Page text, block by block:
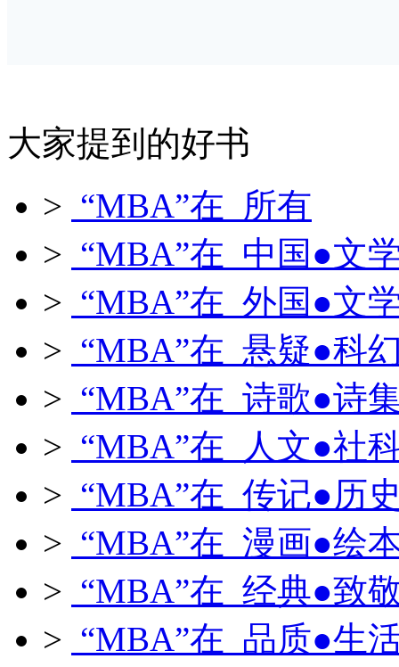
大家提到的好书
> “MBA”在 所有
> “MBA”在 中国●文
> “MBA”在 外国●文
> “MBA”在 悬疑●科
> “MBA”在 诗歌●诗
> “MBA”在 人文●社
> “MBA”在 传记●历
> “MBA”在 漫画●绘
> “MBA”在 经典●致
> “MBA”在 品质●生